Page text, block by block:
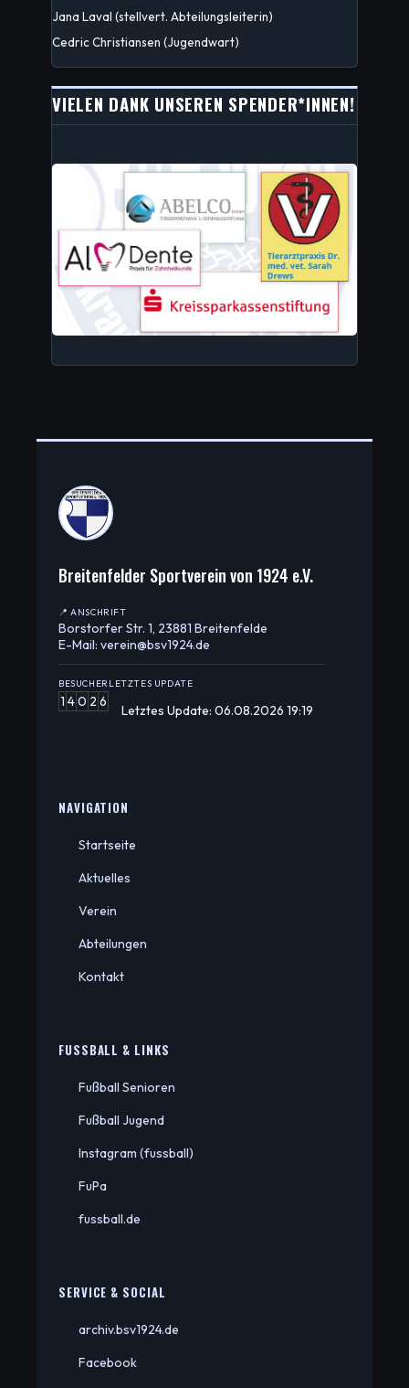
Jana Laval (stellvert. Abteilungsleiterin)
Cedric Christiansen (Jugendwart)
VIELEN DANK UNSEREN SPENDER*INNEN!
Breitenfelder Sportverein von 1924 e.V.
📍 ANSCHRIFT
Borstorfer Str. 1, 23881 Breitenfelde
E-Mail: verein@bsv1924.de
BESUCHER
1 40 2 6
LETZTES UPDATE
Letztes Update: 06.08.2026 19:19
NAVIGATION
Startseite
Aktuelles
Verein
Abteilungen
Kontakt
FUSSBALL & LINKS
Fußball Senioren
Fußball Jugend
Instagram (fussball)
FuPa
fussball.de
SERVICE & SOCIAL
archiv.bsv1924.de
Facebook